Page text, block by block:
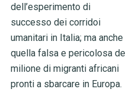
dell’esperimento di
successo dei corridoi
umanitari in Italia; ma anche
quella falsa e pericolosa del
milione di migranti africani
pronti a sbarcare in Europa.